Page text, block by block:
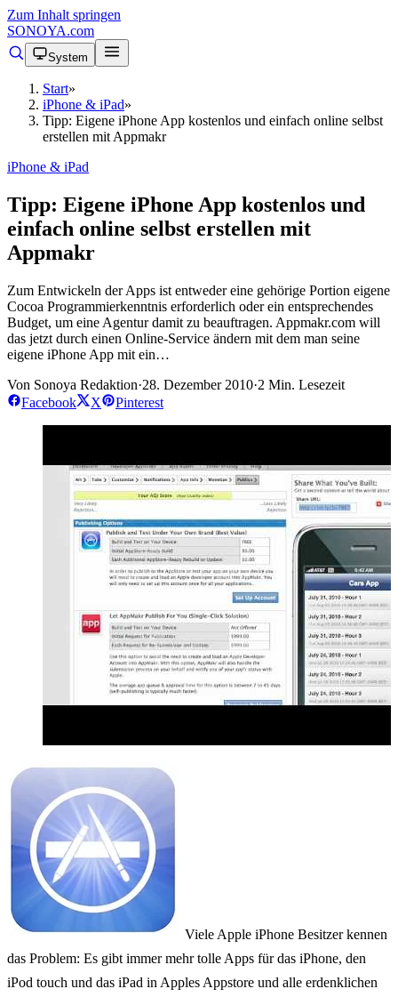
Zum Inhalt springen
SONOYA.com
System
Start»
iPhone & iPad»
Tipp: Eigene iPhone App kostenlos und einfach online selbst
erstellen mit Appmakr
iPhone & iPad
Tipp: Eigene iPhone App kostenlos und
einfach online selbst erstellen mit
Appmakr
Zum Entwickeln der Apps ist entweder eine gehörige Portion eigene
Cocoa Programmierkenntnis erforderlich oder ein entsprechendes
Budget, um eine Agentur damit zu beauftragen. Appmakr.com will
das jetzt durch einen Online-Service ändern mit dem man seine
eigene iPhone App mit ein…
Von Sonoya Redaktion·28. Dezember 2010·2 Min. Lesezeit
Facebook
X Pinterest
Viele Apple iPhone Besitzer kennen
das Problem: Es gibt immer mehr tolle Apps für das iPhone, den
iPod touch und das iPad in Apples Appstore und alle erdenklichen